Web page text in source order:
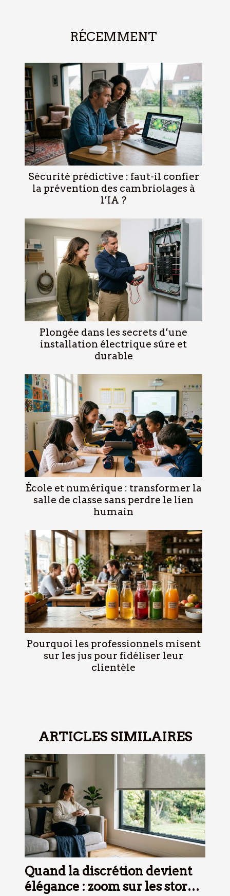
RÉCEMMENT
Sécurité prédictive : faut-il confier
la prévention des cambriolages à
l’IA ?
Plongée dans les secrets d’une
installation électrique sûre et
durable
École et numérique : transformer la
salle de classe sans perdre le lien
humain
Pourquoi les professionnels misent
sur les jus pour fidéliser leur
clientèle
ARTICLES SIMILAIRES
Quand la discrétion devient
élégance : zoom sur les stores